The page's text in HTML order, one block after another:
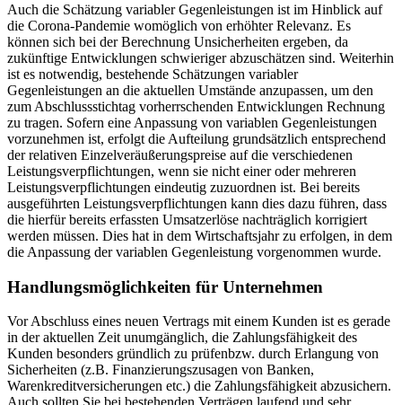
Auch die Schätzung variabler Gegenleistungen ist im Hinblick auf
die Corona-Pandemie womöglich von erhöhter Relevanz. Es
können sich bei der Berechnung Unsicherheiten ergeben, da
zukünftige Entwicklungen schwieriger abzuschätzen sind. Weiterhin
ist es notwendig, bestehende Schätzungen variabler
Gegenleistungen an die aktuellen Umstände anzupassen, um den
zum Abschlussstichtag vorherrschenden Entwicklungen Rechnung
zu tragen. Sofern eine Anpassung von variablen Gegenleistungen
vorzunehmen ist, erfolgt die Aufteilung grundsätzlich entsprechend
der relativen Einzelveräußerungspreise auf die verschiedenen
Leistungsverpflichtungen, wenn sie nicht einer oder mehreren
Leistungsverpflichtungen eindeutig zuzuordnen ist. Bei bereits
ausgeführten Leistungsverpflichtungen kann dies dazu führen, dass
die hierfür bereits erfassten Umsatzerlöse nachträglich korrigiert
werden müssen. Dies hat in dem Wirtschaftsjahr zu erfolgen, in dem
die Anpassung der variablen Gegenleistung vorgenommen wurde.
Handlungsmöglichkeiten für Unternehmen
Vor Abschluss eines neuen Vertrags mit einem Kunden ist es gerade
in der aktuellen Zeit unumgänglich, die Zahlungsfähigkeit des
Kunden besonders gründlich zu prüfenbzw. durch Erlangung von
Sicherheiten (z.B. Finanzierungszusagen von Banken,
Warenkreditversicherungen etc.) die Zahlungsfähigkeit abzusichern.